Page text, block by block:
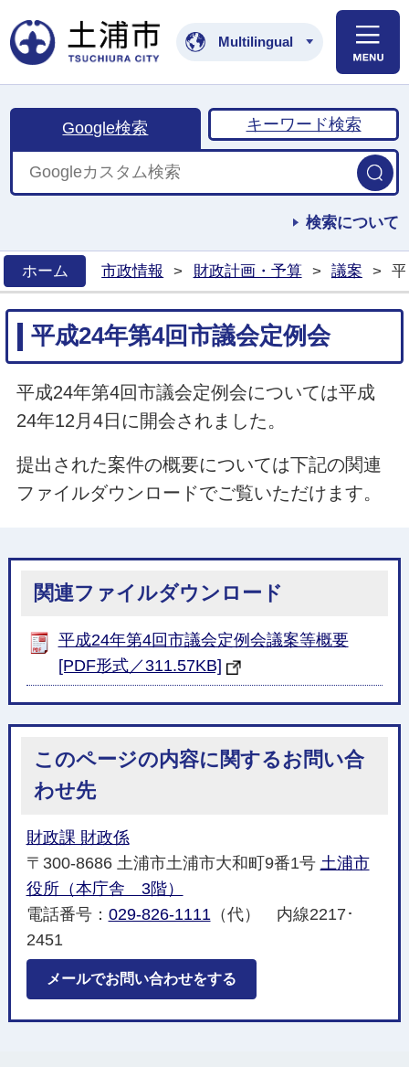
土浦市公式ホームペ
Multilingual
Google検索 キーワード検索
検索について
ホーム
市政情報 > 財政計画・予算 > 議案 >
平成24年第4回市議会定例会
平成24年第4回市議会定例会については平成
24年12月4日に開会されました。
提出された案件の概要については下記の関連
ファイルダウンロードでご覧いただけます。
関連ファイルダウンロード
平成24年第4回市議会定例会議案等概要
[PDF形式／311.57KB]
このページの内容に関するお問い合
わせ先
財政課 財政係
〒300-8686 土浦市土浦市大和町9番1号 土浦市
役所（本庁舎 3階）
電話番号： 029-826-1111 （代） 内線2217･
2451
メールでお問い合わせをする